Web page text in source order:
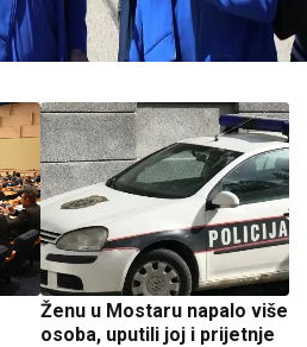
Ženu u Mostaru napalo više
osoba, uputili joj i prijetnje